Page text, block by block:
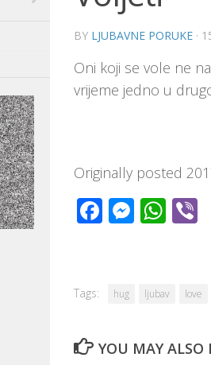
BY LJUBAVNE PORUKE ·
Oni koji se vole ne
vrijeme jedno u
Originally posted
Facebook
Tags: hug ljubav love
YOU MAY ALSO